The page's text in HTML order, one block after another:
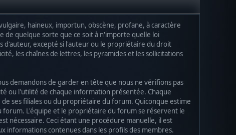
haineux, importun, obscène, profane, à caractère
de quelque sorte que ce soit à n'importe quelle loi
d'auteur, excepté si l'auteur ou le propriétaire du droit
les chaînes de lettres, les pyramides et les sollicitations
demandons de garder en tête que nous ne vérifions pas
ou l'utilité de chaque information présentée. Chaque
ses filiales ou du propriétaire du forum. Quiconque estime
L'équipe et le propriétaire du forum se réservent le
nécessaire. Ceci étant une procédure manuelle, il est
informations contenues dans les profils des membres.